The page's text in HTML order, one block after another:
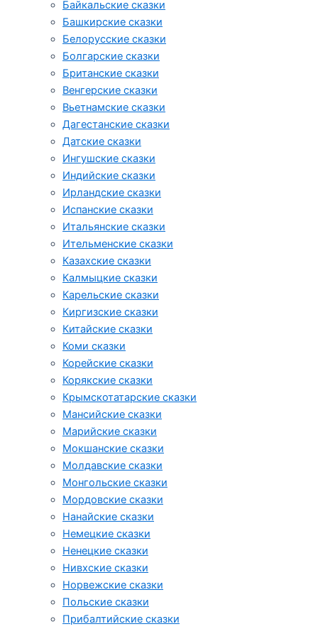
Байкальские сказки
Башкирские сказки
Белорусские сказки
Болгарские сказки
Британские сказки
Венгерские сказки
Вьетнамские сказки
Дагестанские сказки
Датские сказки
Ингушские сказки
Индийские сказки
Ирландские сказки
Испанские сказки
Итальянские сказки
Ительменские сказки
Казахские сказки
Калмыцкие сказки
Карельские сказки
Киргизские сказки
Китайские сказки
Коми сказки
Корейские сказки
Корякские сказки
Крымскотатарские сказки
Мансийские сказки
Марийские сказки
Мокшанские сказки
Молдавские сказки
Монгольские сказки
Мордовские сказки
Нанайские сказки
Немецкие сказки
Ненецкие сказки
Нивхские сказки
Норвежские сказки
Польские сказки
Прибалтийские сказки